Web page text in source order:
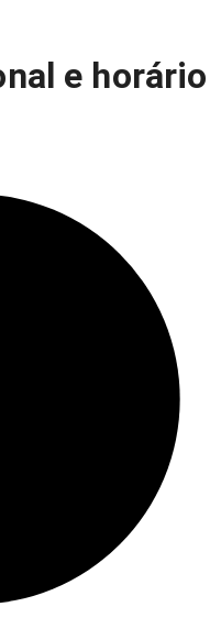
e horário